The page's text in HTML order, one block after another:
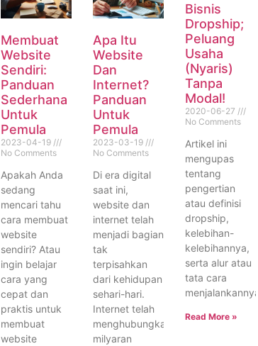
Membuat
Website
Sendiri:
Panduan
Sederhana
Untuk
Pemula
2023-04-19
No Comments
Apakah Anda
sedang
mencari tahu
cara membuat
website
sendiri? Atau
ingin belajar
cara yang
cepat dan
praktis untuk
membuat
website
Apa Itu
Website
Dan
Internet?
Panduan
Untuk
Pemula
2023-03-19
No Comments
Di era digital
saat ini,
website dan
internet telah
menjadi bagian
tak
terpisahkan
dari kehidupan
sehari-hari.
Internet telah
menghubungkan
milyaran
Bisnis
Dropship;
Peluang
Usaha
(Nyaris)
Tanpa
Modal!
2020-06-27
No Comments
Artikel ini
mengupas
tentang
pengertian
atau definisi
dropship,
kelebihan-
kelebihannya,
serta alur atau
tata cara
menjalankannya.
Read More »